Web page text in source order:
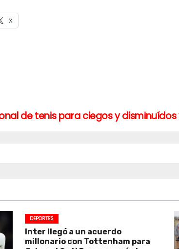
X
de tenis para ciegos y disminuídos
DEPORTES
Inter llegó a un acuerdo
millonario con Tottenham para